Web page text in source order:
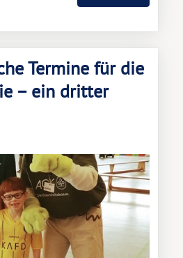
Termine für die
– ein dritter